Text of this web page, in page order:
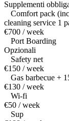
Supplementi
Comfort pack
cleaning service 1
€700 / week
Port Boarding
Opzionali
Safety net
€150 / week
Gas barbecue +
€130 / week
Wi-fi
€50 / week
Sup